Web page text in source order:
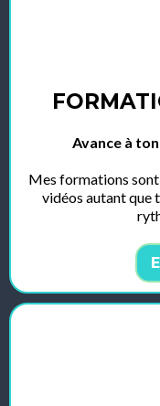
Avance à
Mes formations
vidéos autant que